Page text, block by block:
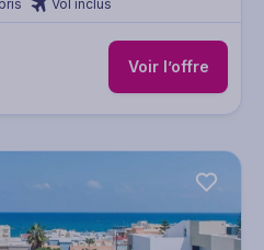
Vol inclus
Voir l’offre